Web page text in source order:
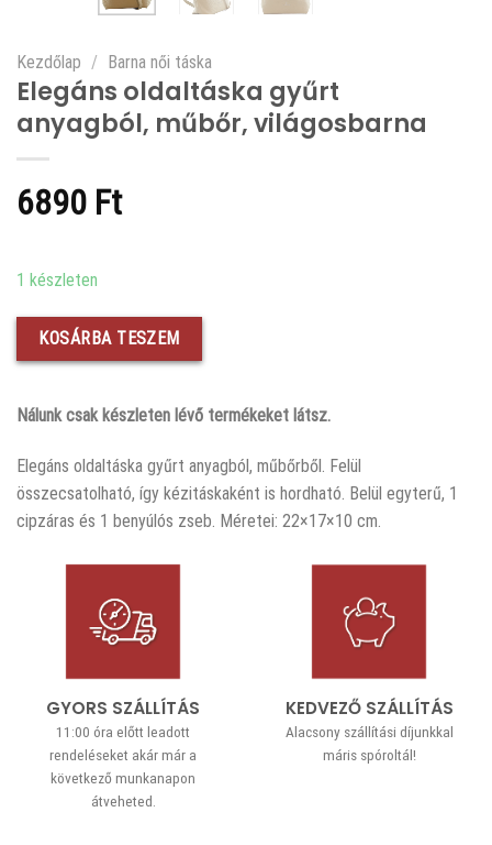
Kezdőlap / Barna női táska
Elegáns oldaltáska gyűrt
anyagból, műbőr, világosbarna
6890 Ft
1 készleten
KOSÁRBA TESZEM
Nálunk csak készleten lévő termékeket látsz.
Elegáns oldaltáska gyűrt anyagból, műbőrből. Felül
összecsatolható, így kézitáskaként is hordható. Belül egyterű, 1
cipzáras és 1 benyúlós zseb. Méretei: 22×17×10 cm.
GYORS SZÁLLÍTÁS
11:00 óra előtt leadott
rendeléseket akár már a
következő munkanapon
átveheted.
KEDVEZŐ SZÁLLÍTÁS
Alacsony szállítási díjunkkal
máris spóroltál!